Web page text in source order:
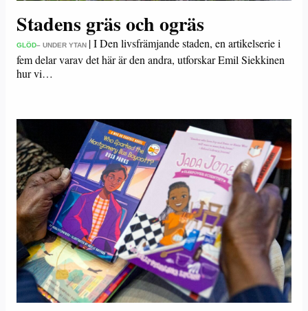
Stadens gräs och ogräs
GLÖD– UNDER YTAN |I Den livsfrämjande staden, en artikelserie i
fem delar varav det här är den andra, utforskar Emil Siekkinen
hur vi…